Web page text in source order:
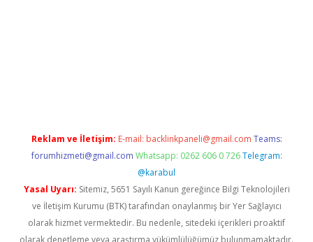
Reklam ve İletişim: E-mail: backlinkpaneli@gmail.com Teams:
forumhizmeti@gmail.com Whatsapp: 0262 606 0 726 Telegram:
@karabul
Yasal Uyarı: Sitemiz, 5651 Sayılı Kanun gereğince Bilgi Teknolojileri
ve İletişim Kurumu (BTK) tarafından onaylanmış bir Yer Sağlayıcı
olarak hizmet vermektedir. Bu nedenle, sitedeki içerikleri proaktif
olarak denetleme veya araştırma yükümlülüğümüz bulunmamaktadır.